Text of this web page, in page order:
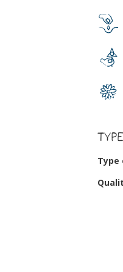
Type